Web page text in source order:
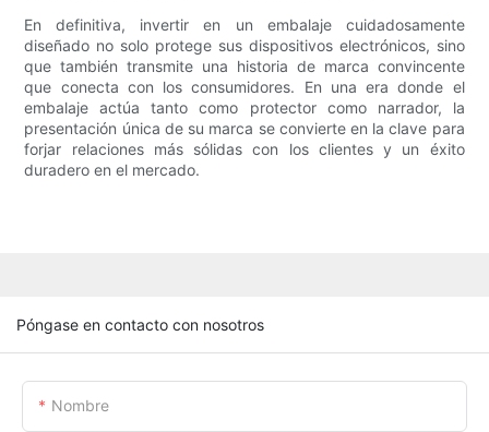
En definitiva, invertir en un embalaje cuidadosamente
diseñado no solo protege sus dispositivos electrónicos, sino
que también transmite una historia de marca convincente
que conecta con los consumidores. En una era donde el
embalaje actúa tanto como protector como narrador, la
presentación única de su marca se convierte en la clave para
forjar relaciones más sólidas con los clientes y un éxito
duradero en el mercado.
Póngase en contacto con nosotros
Nombre